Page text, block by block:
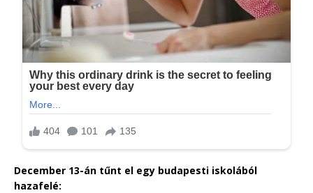
December 13-án tűnt el egy budapesti iskolából
hazafelé: